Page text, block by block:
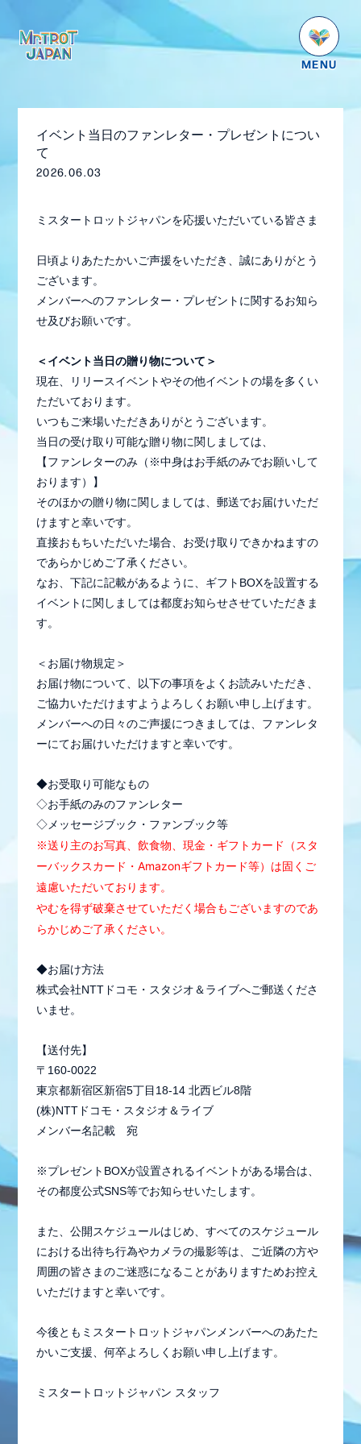
NEWS
SCHEDULE
PROFILE
DISCOGRAPHY
番組紹介
STAFF REPORT
MEMBER BLOG
RADIO
GALLERY
生配信
イベント当日のファンレター・プレゼントについ
て
2026.06.03
ミスタートロットジャパンを応援いただいている皆さま
日頃よりあたたかいご声援をいただき、誠にありがとう
ございます。
メンバーへのファンレター・プレゼントに関するお知ら
せ及びお願いです。
＜イベント当日の贈り物について＞
現在、リリースイベントやその他イベントの場を多くい
ただいております。
いつもご来場いただきありがとうございます。
当日の受け取り可能な贈り物に関しましては、
【ファンレターのみ（※中身はお手紙のみでお願いして
おります）】
そのほかの贈り物に関しましては、郵送でお届けいただ
けますと幸いです。
直接おもちいただいた場合、お受け取りできかねますの
であらかじめご了承ください。
なお、下記に記載があるように、ギフトBOXを設置する
イベントに関しましては都度お知らせさせていただきま
す。
＜お届け物規定＞
お届け物について、以下の事項をよくお読みいただき、
ご協力いただけますようよろしくお願い申し上げます。
メンバーへの日々のご声援につきましては、ファンレタ
ーにてお届けいただけますと幸いです。
◆お受取り可能なもの
◇お手紙のみのファンレター
◇メッセージブック・ファンブック等
※送り主のお写真、 飲食物、 現金・ギフ トカード（スタ
ーバックスカード・Amazonギフトカード等）は固くご
遠慮いただいております。
やむを得ず破棄させていただく場合もございますのであ
らかじめご了承ください。
◆お届け方法
株式会社NTTドコモ・スタジオ＆ライブへご郵送くださ
いませ。
【送付先】
〒160-0022
東京都新宿区新宿5丁目18-14 北西ビル8階
(株)NTTドコモ・スタジオ＆ライブ
メンバー名記載 宛
※プレゼントBOXが設置されるイベントがある場合は、
その都度公式SNS等でお知らせいたします。
また、公開スケジュールはじめ、すべてのスケジュール
における出待ち行為やカメラの撮影等は、ご近隣の方や
周囲の皆さまのご迷惑になることがありますためお控え
いただけますと幸いです。
今後ともミスタートロットジャパンメンバーへのあたた
かいご支援、何卒よろしくお願い申し上げます。
ミスタートロットジャパン スタッフ